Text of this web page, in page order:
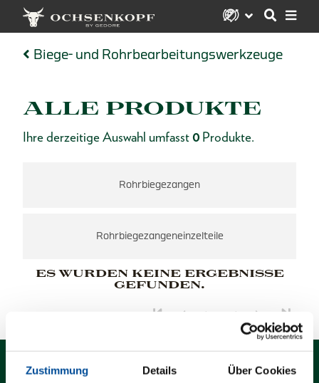
Zustimmung Details Über Cookies
Biege- und Rohrbearbeitungswerkzeuge
ALLE PRODUKTE
Ihre derzeitige Auswahl umfasst 0 Produkte.
Rohrbiegezangen
Rohrbiegezangeneinzelteile
ES WURDEN KEINE ERGEBNISSE
GEFUNDEN.
1 von 1